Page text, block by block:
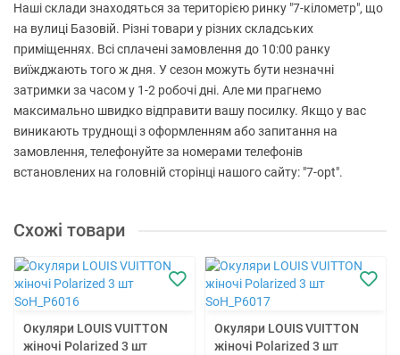
Наші склади знаходяться за територією ринку "7-кілометр", що
на вулиці Базовій. Різні товари у різних складських
приміщеннях. Всі сплачені замовлення до 10:00 ранку
виїжджають того ж дня. У сезон можуть бути незначні
затримки за часом у 1-2 робочі дні. Але ми прагнемо
максимально швидко відправити вашу посилку. Якщо у вас
виникають труднощі з оформленням або запитання на
замовлення, телефонуйте за номерами телефонів
встановлених на головній сторінці нашого сайту: "7-opt".
Схожі товари
Окуляри LOUIS VUITTON
жіночі Polarized 3 шт
Окуляри LOUIS VUITTON
жіночі Polarized 3 шт